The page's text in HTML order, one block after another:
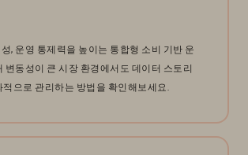
, 운영 통제력을 높이는 통합형 소비 기반 운
변동성이 큰 시장 환경에서도 데이터 스토리
적으로 관리하는 방법을 확인해보세요.